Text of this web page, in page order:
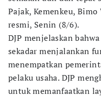
Pajak, Kemenkeu,
resmi, Senin (8/6).
DJP menjelaskan
sekadar menjalankan
menempatkan
pelaku usaha. DJP
untuk memanfaatkan